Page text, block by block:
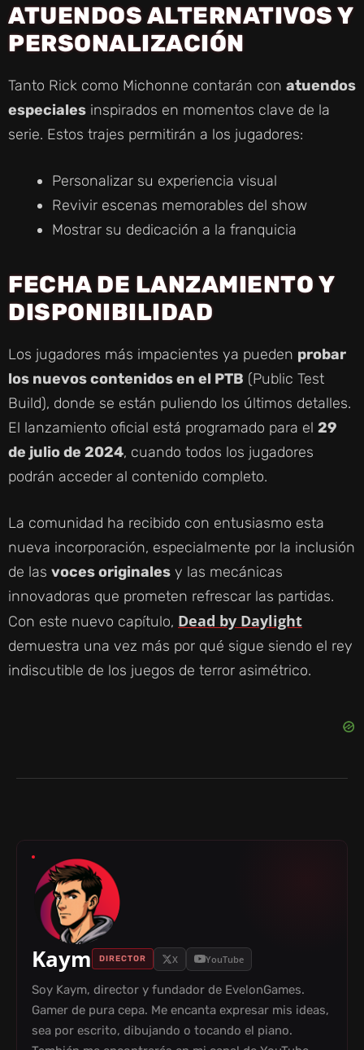
ATUENDOS ALTERNATIVOS Y
PERSONALIZACIÓN
Tanto Rick como Michonne contarán con atuendos
especiales inspirados en momentos clave de la
serie. Estos trajes permitirán a los jugadores:
Personalizar su experiencia visual
Revivir escenas memorables del show
Mostrar su dedicación a la franquicia
FECHA DE LANZAMIENTO Y
DISPONIBILIDAD
Los jugadores más impacientes ya pueden probar
los nuevos contenidos en el PTB (Public Test
Build), donde se están puliendo los últimos detalles.
El lanzamiento oficial está programado para el 29
de julio de 2024, cuando todos los jugadores
podrán acceder al contenido completo.
La comunidad ha recibido con entusiasmo esta
nueva incorporación, especialmente por la inclusión
de las voces originales y las mecánicas
innovadoras que prometen refrescar las partidas.
Con este nuevo capítulo, Dead by Daylight
demuestra una vez más por qué sigue siendo el rey
indiscutible de los juegos de terror asimétrico.
Kaym DIRECTOR X YouTube
Soy Kaym, director y fundador de EvelonGames.
Gamer de pura cepa. Me encanta expresar mis ideas,
sea por escrito, dibujando o tocando el piano.